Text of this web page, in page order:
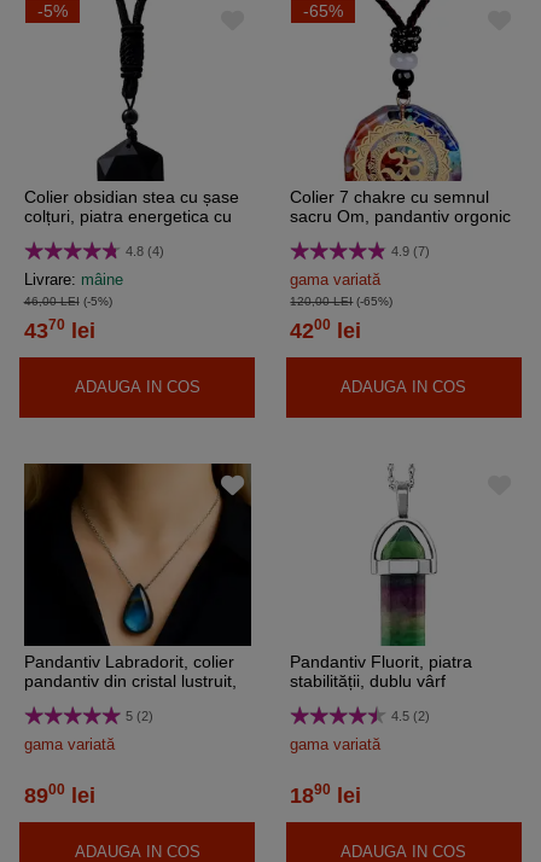
-5%
Colier obsidian stea cu șase
colțuri, piatra energetica cu
femei
4.8 (4)
Livrare: mâine
46,00 LEI(-5%)
4370 lei
ADAUGA IN COS
-65%
Colier 7 chakre cu semnul
sacru Om, pandantiv orgonic
4.9 (7)
gama variată
120,00 LEI(-65%)
4200 lei
ADAUGA IN COS
Pandantiv Labradorit, colier
pandantiv din cristal lustruit,
5 (2)
gama variată
8900 lei
ADAUGA IN COS
Pandantiv Fluorit, piatra
stabilității, dublu vârf
4.5 (2)
gama variată
1890 lei
ADAUGA IN COS